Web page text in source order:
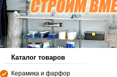
Каталог товаров
Керамика и фарфор